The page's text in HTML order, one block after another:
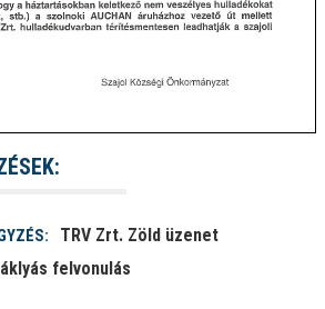
TRV Zrt. Zöld üzenet
felvonulás